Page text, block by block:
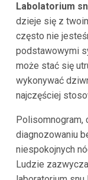
Labolatorium
dzieje się z
często nie
podstawowymi
może stać się
wykonywać
najczęściej
Polisomnogram,
diagnozowaniu
niespokojnych
Ludzie